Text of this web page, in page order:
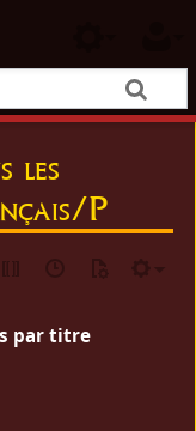
les
P
par titre